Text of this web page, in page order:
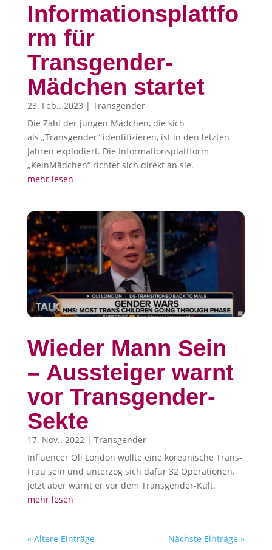
Informationsplattfo
rm für
Transgender-
Mädchen startet
23. Feb.. 2023 | Transgender
Die Zahl der jungen Mädchen, die sich
als „Transgender“ identifizieren, ist in den letzten
Jahren explodiert. Die Informationsplattform
„KeinMädchen“ richtet sich direkt an sie.
mehr lesen
Wieder Mann Sein
– Aussteiger warnt
vor Transgender-
Sekte
17. Nov.. 2022 | Transgender
Influencer Oli London wollte eine koreanische Trans-
Frau sein und unterzog sich dafür 32 Operationen.
Jetzt aber warnt er vor dem Transgender-Kult.
mehr lesen
« Ältere Einträge Nächste Einträge »